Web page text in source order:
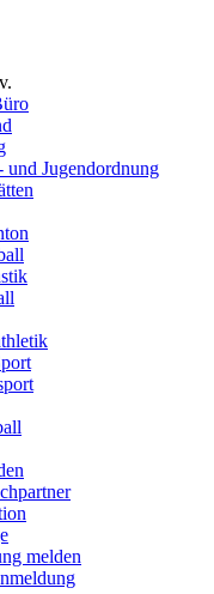
und Jugendordnung
melden